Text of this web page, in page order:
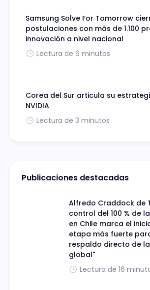
Samsung Solve For Tomorrow
postulaciones con más de 1.100
innovación a nivel nacional
Lectura de 6 minutos
Corea del Sur articula su
NVIDIA
Lectura de 3 minutos
Publicaciones destacadas
Alfredo Craddock de
control del 100 % de
en Chile marca el
etapa más fuerte
respaldo directo de
global"
Lectura de 16